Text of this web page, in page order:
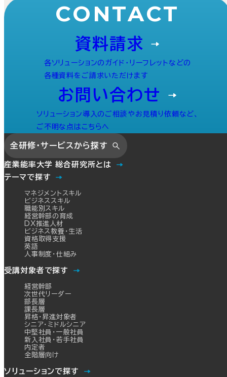
CONTACT
資料請求
各ソリューションのガイド・リーフレットなどの
各種資料をご請求いただけます
お問い合わせ
ソリューション導入のご相談やお見積り依頼など、
ご不明な点はこちらへ
全研修・サービスから探す
産業能率大学 総合研究所とは
テーマで探す
マネジメントスキル
ビジネススキル
職能別スキル
経営幹部の育成
DX推進人材
ビジネス教養・生活
資格取得支援
英語
人事制度・仕組み
受講対象者で探す
経営幹部
次世代リーダー
部長層
課長層
昇格・昇進対象者
シニア・ミドルシニア
中堅社員・一般社員
新入社員・若手社員
内定者
全階層向け
ソリューションで探す